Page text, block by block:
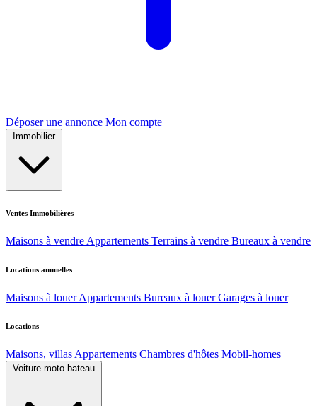
Déposer une annonce Mon compte
Immobilier
Ventes Immobilières
Maisons à vendre Appartements Terrains à vendre Bureaux à vendre
Locations annuelles
Maisons à louer Appartements Bureaux à louer Garages à louer
Locations
Maisons, villas Appartements Chambres d'hôtes Mobil-homes
Voiture moto bateau